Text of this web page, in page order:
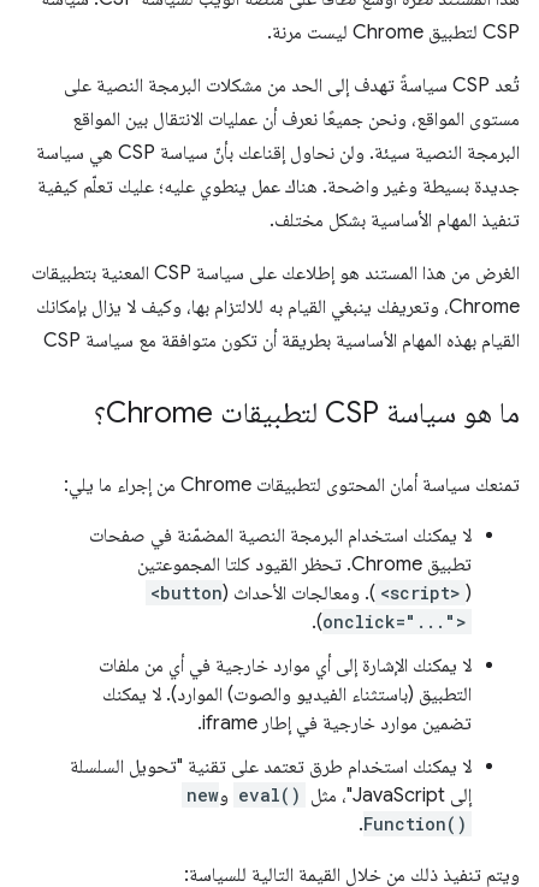
CSP لتطبيق Chrome ليست مرنة.
تُعد CSP سياسةً تهدف إلى الحد من مشكلات البرمجة النصية على
مستوى المواقع، ونحن جميعًا نعرف أن عمليات الانتقال بين المواقع
البرمجة النصية سيئة. ولن نحاول إقناعك بأنّ سياسة CSP هي سياسة
جديدة بسيطة وغير واضحة. هناك عمل ينطوي عليه؛ عليك تعلّم كيفية
تنفيذ المهام الأساسية بشكل مختلف.
الغرض من هذا المستند هو إطلاعك على سياسة CSP المعنية بتطبيقات
Chrome، وتعريفك ينبغي القيام به للالتزام بها، وكيف لا يزال بإمكانك
القيام بهذه المهام الأساسية بطريقة أن تكون متوافقة مع سياسة CSP
ما هو سياسة CSP لتطبيقات Chrome؟
تمنعك سياسة أمان المحتوى لتطبيقات Chrome من إجراء ما يلي:
لا يمكنك استخدام البرمجة النصية المضمّنة في صفحات
تطبيق Chrome. تحظر القيود كلتا المجموعتين
(
<script> ). ومعالجات الأحداث (<button
onclick="...">
).
لا يمكنك الإشارة إلى أي موارد خارجية في أي من ملفات
التطبيق (باستثناء الفيديو والصوت) الموارد). لا يمكنك
تضمين موارد خارجية في إطار iframe.
لا يمكنك استخدام طرق تعتمد على تقنية "تحويل السلسلة
إلى JavaScript"، مثل
eval() وnew
Function()
.
ويتم تنفيذ ذلك من خلال القيمة التالية للسياسة: